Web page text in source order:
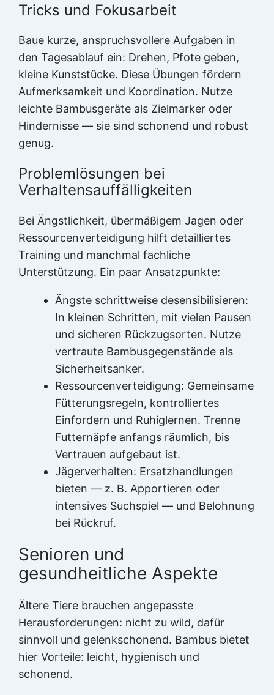
Tricks und Fokusarbeit
Baue kurze, anspruchsvollere Aufgaben in
den Tagesablauf ein: Drehen, Pfote geben,
kleine Kunststücke. Diese Übungen fördern
Aufmerksamkeit und Koordination. Nutze
leichte Bambusgeräte als Zielmarker oder
Hindernisse — sie sind schonend und robust
genug.
Problemlösungen bei
Verhaltensauffälligkeiten
Bei Ängstlichkeit, übermäßigem Jagen oder
Ressourcenverteidigung hilft detailliertes
Training und manchmal fachliche
Unterstützung. Ein paar Ansatzpunkte:
Ängste schrittweise desensibilisieren:
In kleinen Schritten, mit vielen Pausen
und sicheren Rückzugsorten. Nutze
vertraute Bambusgegenstände als
Sicherheitsanker.
Ressourcenverteidigung: Gemeinsame
Fütterungsregeln, kontrolliertes
Einfordern und Ruhiglernen. Trenne
Futternäpfe anfangs räumlich, bis
Vertrauen aufgebaut ist.
Jägerverhalten: Ersatzhandlungen
bieten — z. B. Apportieren oder
intensives Suchspiel — und Belohnung
bei Rückruf.
Senioren und
gesundheitliche Aspekte
Ältere Tiere brauchen angepasste
Herausforderungen: nicht zu wild, dafür
sinnvoll und gelenkschonend. Bambus bietet
hier Vorteile: leicht, hygienisch und
schonend.